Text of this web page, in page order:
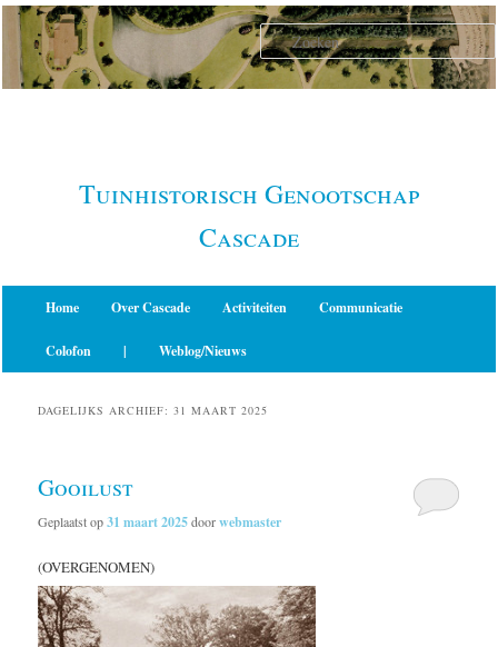
Spring
naar
primaire
Spring
naar
secundaire
Tuinhistorisch Genootschap
Cascade
Home Over Cascade Activiteiten Communicatie
Colofon | Weblog/Nieuws
DAGELIJKS ARCHIEF:31 MAART 2025
Gooilust
Geplaatst op31 maart 2025doorwebmaster
(OVERGENOMEN)